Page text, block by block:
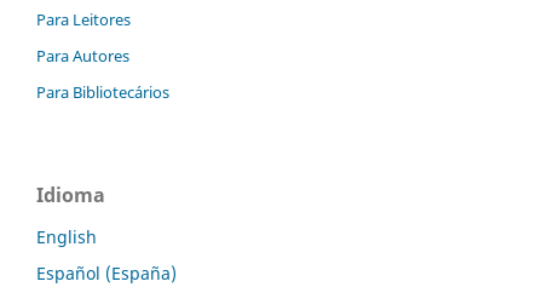
Para Leitores
Para Autores
Para Bibliotecários
Idioma
English
Español (España)